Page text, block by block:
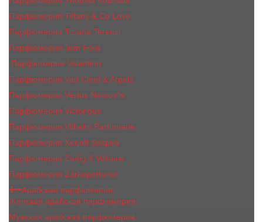
Парфюмерия Tiffany & Co Love
Парфюмерия Tiziana Terenzi
Парфюмерия Tom Ford
Парфюмерия Valentino
Парфюмерия Van Cleef & Arpels
Парфюмерия Vertus Narcos'is
Парфюмерия Victorious
Парфюмерия Vilhelm Parfumerie
Парфюмерия Xerjoff Sospiro
Парфюмерия Zadig & Voltaire
Парфюмерия Zarkoperfume
Арабская парфюмерия
Женская арабская парфюмерия
Мужская арабская парфюмерия